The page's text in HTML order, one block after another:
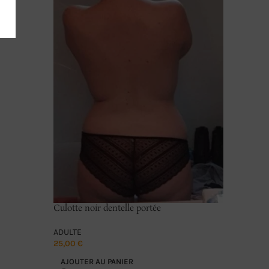
Culotte noir dentelle portée
ADULTE
25,00 €
AJOUTER AU PANIER